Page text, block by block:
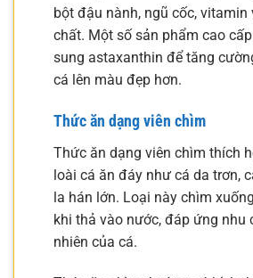
bột đậu nành, ngũ cốc, vitamin
chất. Một số sản phẩm cao
sung astaxanthin để tăng
cá lên màu đẹp hơn.
Thức ăn dạng viên chìm
Thức ăn dạng viên chìm thích
loài cá ăn đáy như cá da trơn,
la hán lớn. Loại này chìm
khi thả vào nước, đáp ứng nhu
nhiên của cá.